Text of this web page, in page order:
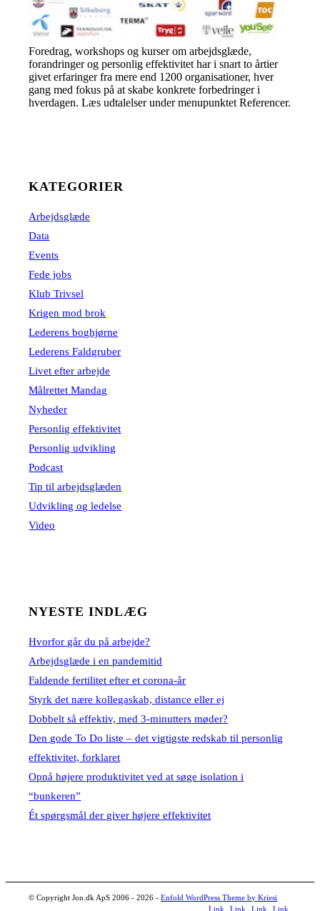
Foredrag, workshops og kurser om arbejdsglæde,
forandringer og personlig effektivitet har i snart to årtier
givet erfaringer fra mere end 1200 organisationer, hver
gang med fokus på at skabe konkrete forbedringer i
hverdagen. Læs udtalelser under menupunktet Referencer.
KATEGORIER
Arbejdsglæde
Data
Events
Fede jobs
Klub Trivsel
Krigen mod brok
Lederens boghjørne
Lederens Faldgruber
Livet efter arbejde
Målrettet Mandag
Nyheder
Personlig effektivitet
Personlig udvikling
Podcast
Tip til arbejdsglæden
Udvikling og ledelse
Video
NYESTE INDLÆG
Hvorfor går du på arbejde?
Arbejdsglæde i en pandemitid
Faldende fertilitet efter et corona-år
Styrk det nære kollegaskab, distance eller ej
Dobbelt så effektiv, med 3-minutters møder?
Den gode To Do liste – det vigtigste redskab til personlig
effektivitet, forklaret
Opnå højere produktivitet ved at søge isolation i
“bunkeren”
Ét spørgsmål der giver højere effektivitet
© Copyright Jon.dk ApS 2006 - 2026 -Enfold WordPress Theme by Kriesi
Link
Link Link Link